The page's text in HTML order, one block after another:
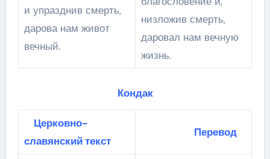
и упразднив смерть,
дарова нам живот
вечный.
низложив смерть,
даровал нам вечную
жизнь.
Кондак
Церковно-
славянский текст
Перевод